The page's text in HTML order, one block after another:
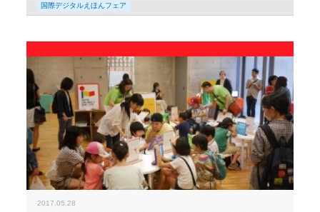
国際デジタルえほんフェア
2017.05.28